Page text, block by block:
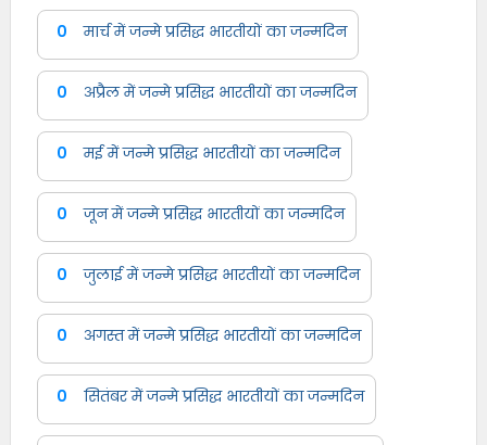
0 मार्च में जन्मे प्रसिद्ध भारतीयों का जन्मदिन
0 अप्रैल में जन्मे प्रसिद्ध भारतीयों का जन्मदिन
0 मई में जन्मे प्रसिद्ध भारतीयों का जन्मदिन
0 जून में जन्मे प्रसिद्ध भारतीयों का जन्मदिन
0 जुलाई में जन्मे प्रसिद्ध भारतीयों का जन्मदिन
0 अगस्त में जन्मे प्रसिद्ध भारतीयों का जन्मदिन
0 सितंबर में जन्मे प्रसिद्ध भारतीयों का जन्मदिन